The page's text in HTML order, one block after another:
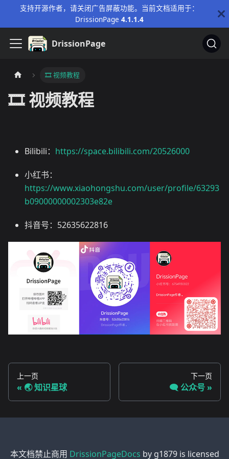
支持开源作者，请关闭广告屏蔽功能。当前文档适用于：
DrissionPage 4.1.1.4
DrissionPage
🎞️ 视频教程
🎞️ 视频教程
Bilibili： https://space.bilibili.com/20526000
小红书：
https://www.xiaohongshu.com/user/profile/63293
b09000000002303e82e
抖音号：52635622816
上一页
🌏️ 知识星球
下一页
🗨️ 公众号
本文档禁止商用 DrissionPageDocs by g1879is licensed